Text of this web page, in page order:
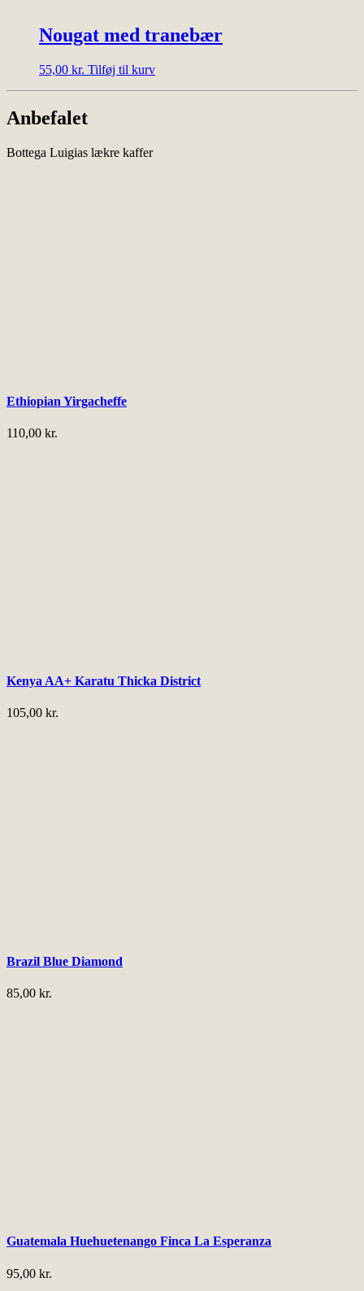
Nougat med tranebær
55,00 kr. Tilføj til kurv
Anbefalet
Bottega Luigias lækre kaffer
Ethiopian Yirgacheffe
110,00 kr.
Kenya AA+ Karatu Thicka District
105,00 kr.
Brazil Blue Diamond
85,00 kr.
Guatemala Huehuetenango Finca La Esperanza
95,00 kr.